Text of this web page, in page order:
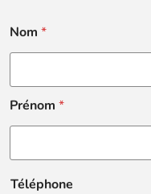
Nom*
Prénom*
Téléphone